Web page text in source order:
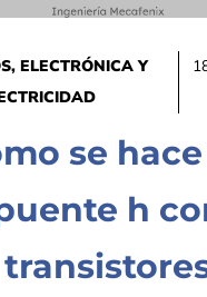
, ELECTRÓNICA Y
se
h